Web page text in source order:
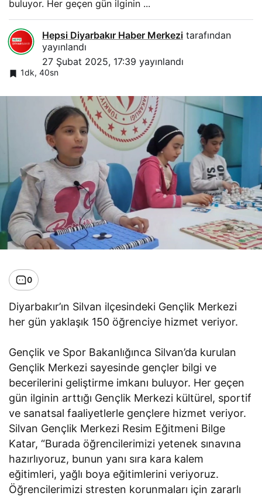
buluyor. Her geçen gün ilginin ...
Hepsi Diyarbakır Haber Merkezi tarafından
yayınlandı
27 Şubat 2025, 17:39 yayınlandı
1dk, 40sn
0
Diyarbakır’ın Silvan ilçesindeki Gençlik Merkezi
her gün yaklaşık 150 öğrenciye hizmet veriyor.
Gençlik ve Spor Bakanlığınca Silvan’da kurulan
Gençlik Merkezi sayesinde gençler bilgi ve
becerilerini geliştirme imkanı buluyor. Her geçen
gün ilginin arttığı Gençlik Merkezi kültürel, sportif
ve sanatsal faaliyetlerle gençlere hizmet veriyor.
Silvan Gençlik Merkezi Resim Eğitmeni Bilge
Katar, “Burada öğrencilerimizi yetenek sınavına
hazırlıyoruz, bunun yanı sıra kara kalem
eğitimleri, yağlı boya eğitimlerini veriyoruz.
Öğrencilerimizi stresten korunmaları için zararlı